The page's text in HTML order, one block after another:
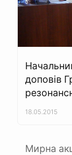
доповів
18.05.2015
Мирна